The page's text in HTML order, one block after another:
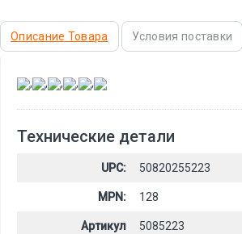
Описание Товара Условия поставки
, , , , ,
Технические детали
UPC: 50820255223
MPN: 128
Артикул
5085223